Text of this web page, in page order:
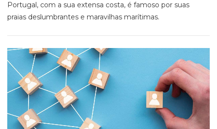
Portugal, com a sua extensa costa, é famoso por suas
praias deslumbrantes e maravilhas marítimas.